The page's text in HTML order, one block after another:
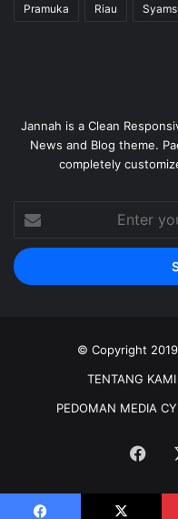
Pramuka Riau
Jannah is a Clean
News and Blog theme.
completely
your
Email
address
© Copyright
TENTANG KAMI
PEDOMAN MEDIA